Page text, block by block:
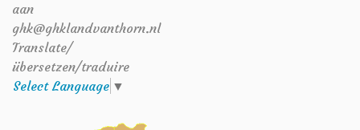
aan
ghk@ghklandvanthorn.nl
Translate/
übersetzen/traduire
Select Language ▼